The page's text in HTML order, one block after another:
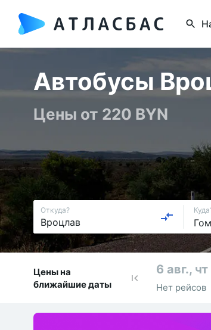
Автобусы
Цены от 220 BYN
Откуда?
Цены на
ближайшие даты
6 авг., чт
Нет рейсов